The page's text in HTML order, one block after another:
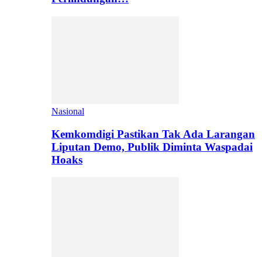
Nasional
Kemkomdigi Pastikan Tak Ada Larangan
Liputan Demo, Publik Diminta Waspadai
Hoaks